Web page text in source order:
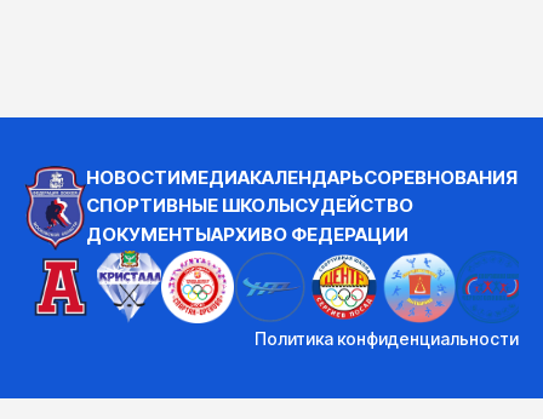
НОВОСТИМЕДИАКАЛЕНДАРЬСОРЕВНОВАНИЯ
СПОРТИВНЫЕ ШКОЛЫСУДЕЙСТВО
ДОКУМЕНТЫАРХИВО ФЕДЕРАЦИИ
Политика конфиденциальности